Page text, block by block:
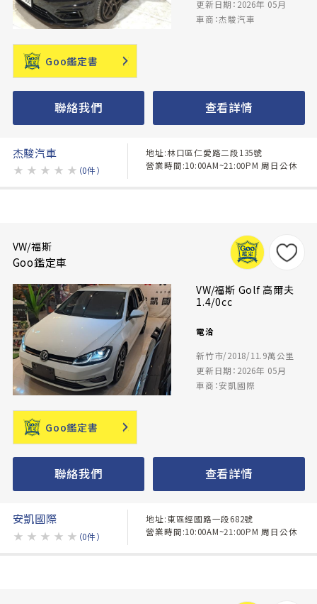
更新日期：2026年 05月
車商：杰駿汽車
Goo鑑定書
聯絡我們 查看詳情
杰駿汽車
★ ★ ★ ★ ★ （0件）
地址:林口區仁愛路二段135號
營業時間:10:00AM~21:00PM 周日公休
VW/福斯
Goo鑑定車
VW/福斯 Golf 高爾夫
1.4/0cc
電洽
新竹市/2018/11.9萬公里
更新日期：2026年 05月
車商：安凱國際
Goo鑑定書
聯絡我們 查看詳情
安凱國際
★ ★ ★ ★ ★ （0件）
地址:東區經國路一段682號
營業時間:10:00AM~21:00PM 周日公休